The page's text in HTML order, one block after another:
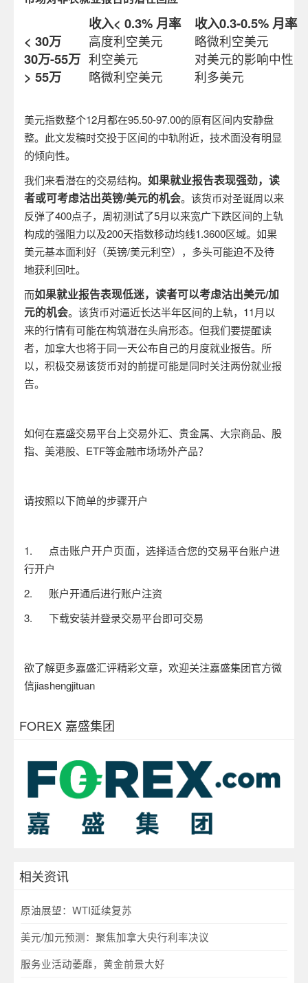
收入< 0.3%月率 收入0.3-0.5%月率
< 30万 高度利空美元 略微利空美元
30万-55万 利空美元 对美元的影响中性
> 55万 略微利空美元 利多美元
美元指数整个12月都在95.50-97.00的原有区间内安静盘
整。此文发稿时交投于区间的中轨附近，技术面没有明显
的倾向性。
我们来看潜在的交易结构。 如果就业报告表现强劲，读
者或可考虑沽出英镑/美元的机会。该货币对圣诞周以来
反弹了400点子，周初测试了5月以来宽广下跌区间的上轨
构成的强阻力以及200天指数移动均线1.3600区域。如果
美元基本面利好（英镑/美元利空），多头可能迫不及待
地获利回吐。
而如果就业报告表现低迷，读者可以考虑沽出美元/加
元的机会。该货币对逼近长达半年区间的上轨， 11月以
来的行情有可能在构筑潜在头肩形态。但我们要提醒读
者，加拿大也将于同一天公布自己的月度就业报告。所
以，积极交易该货币对的前提可能是同时关注两份就业报
告。
如何在嘉盛交易平台上交易外汇、贵金属、大宗商品、股
指、美港股、 ETF等金融市场场外产品？
请按照以下简单的步骤开户
1. 点击账户开户页面，选择适合您的交易平台账户进
行开户
2. 账户开通后进行账户注资
3. 下载安装并登录交易平台即可交易
欲了解更多嘉盛汇评精彩文章，欢迎关注嘉盛集团官方微
信jiashengjituan
FOREX 嘉盛集团
相关资讯
原油展望：WTI延续复苏
美元/加元预测：聚焦加拿大央行利率决议
服务业活动萎靡，黄金前景大好